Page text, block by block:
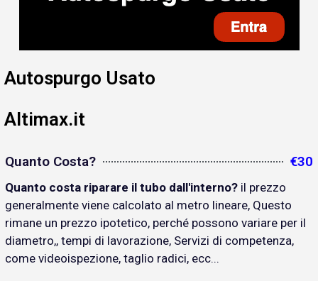
Autospurgo Usato
Altimax.it
Quanto Costa? €30
Quanto costa riparare il tubo dall'interno? il prezzo
generalmente viene calcolato al metro lineare, Questo
rimane un prezzo ipotetico, perché possono variare per il
diametro,, tempi di lavorazione, Servizi di competenza,
come videoispezione, taglio radici, ecc...